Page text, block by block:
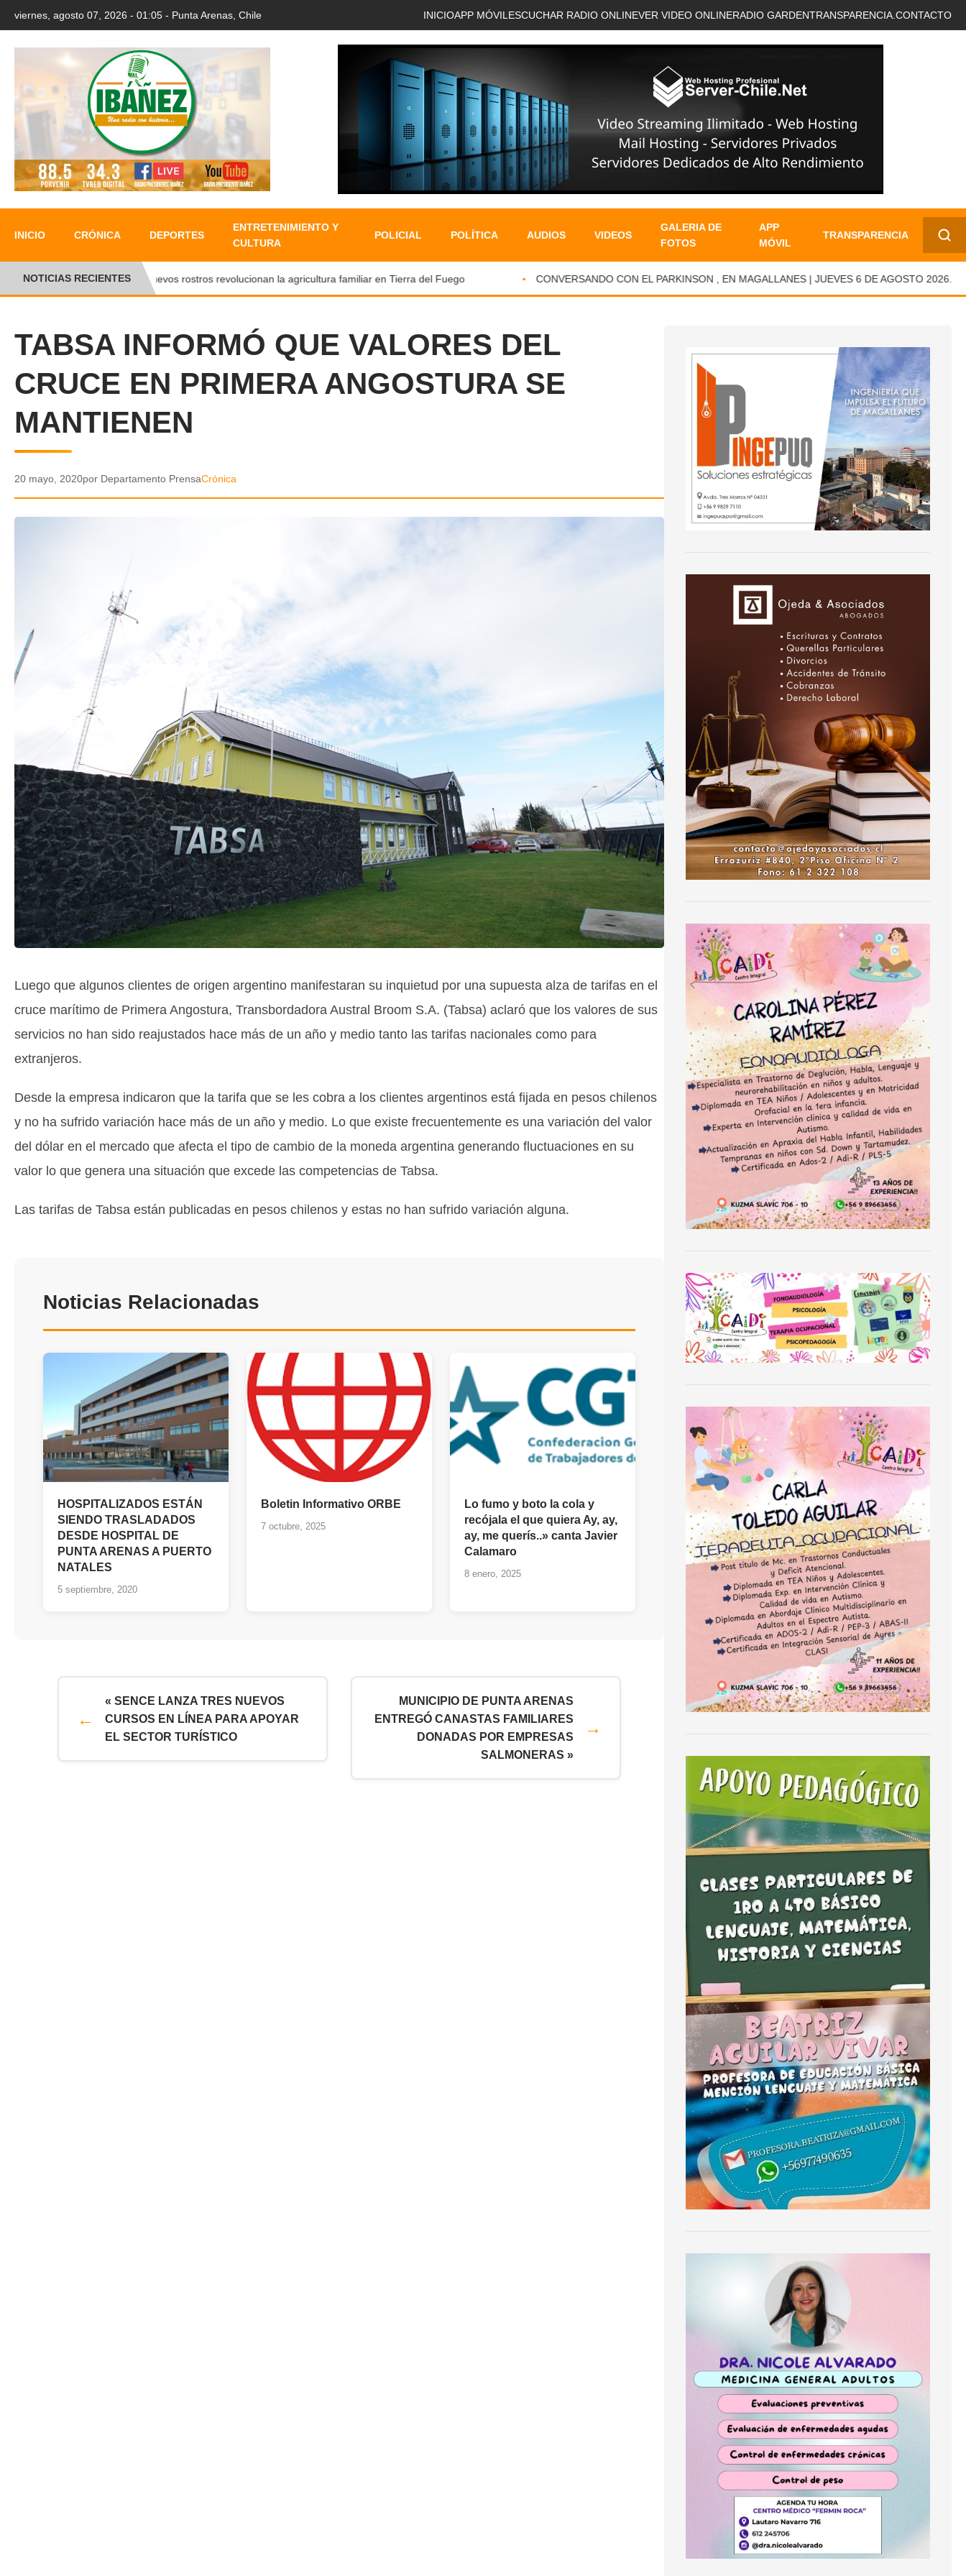
viernes, agosto 07, 2026 - 01:05 - Punta Arenas, Chile INICIOAPP MÓVIL ESCUCHAR RADIO ONLINEVER VIDEO ONLINERADIO GARDENTRANSPARENCIA. CONTACTO
INICIO CRÓNICA DEPORTES
ENTRETENIMIENTO Y
CULTURA
POLICIAL POLÍTICA AUDIOS VIDEOS
GALERIA DE
FOTOS
APP
MÓVIL
TRANSPARENCIA
✕
NOTICIAS RECIENTESNuevos rostros revolucionan la agricultura familiar en Tierra del Fuego CONVERSANDO CON EL PARKINSON , EN MAGALLANES | JUEVES 6 DE AGOSTO 2026.
TABSA INFORMÓ QUE VALORES DEL
CRUCE EN PRIMERA ANGOSTURA SE
MANTIENEN
20 mayo, 2020por Departamento PrensaCrónica
Luego que algunos clientes de origen argentino manifestaran su inquietud por una supuesta alza de tarifas en el
cruce marítimo de Primera Angostura, Transbordadora Austral Broom S.A. (Tabsa) aclaró que los valores de sus
servicios no han sido reajustados hace más de un año y medio tanto las tarifas nacionales como para
extranjeros.
Desde la empresa indicaron que la tarifa que se les cobra a los clientes argentinos está fijada en pesos chilenos
y no ha sufrido variación hace más de un año y medio. Lo que existe frecuentemente es una variación del valor
del dólar en el mercado que afecta el tipo de cambio de la moneda argentina generando fluctuaciones en su
valor lo que genera una situación que excede las competencias de Tabsa.
Las tarifas de Tabsa están publicadas en pesos chilenos y estas no han sufrido variación alguna.
Noticias Relacionadas
HOSPITALIZADOS ESTÁN
SIENDO TRASLADADOS
DESDE HOSPITAL DE
PUNTA ARENAS A PUERTO
NATALES
5 septiembre, 2020
Boletin Informativo ORBE
7 octubre, 2025
Lo fumo y boto la cola y
recójala el que quiera Ay, ay,
ay, me querís..» canta Javier
Calamaro
8 enero, 2025
« SENCE LANZA TRES NUEVOS
CURSOS EN LÍNEA PARA APOYAR
EL SECTOR TURÍSTICO
MUNICIPIO DE PUNTA ARENAS
ENTREGÓ CANASTAS FAMILIARES
DONADAS POR EMPRESAS
SALMONERAS »